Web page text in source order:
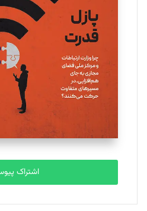
یسنا امان‌پور
تحریریه
ملینا جعفری
تحریریه
مصطفی مسجدی آرانی
تحریریه
بابک نقاش
تحریریه
اشتراک